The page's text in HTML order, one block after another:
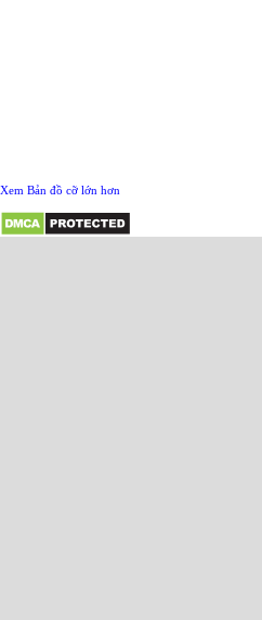
Xem Bản đồ cỡ lớn hơn